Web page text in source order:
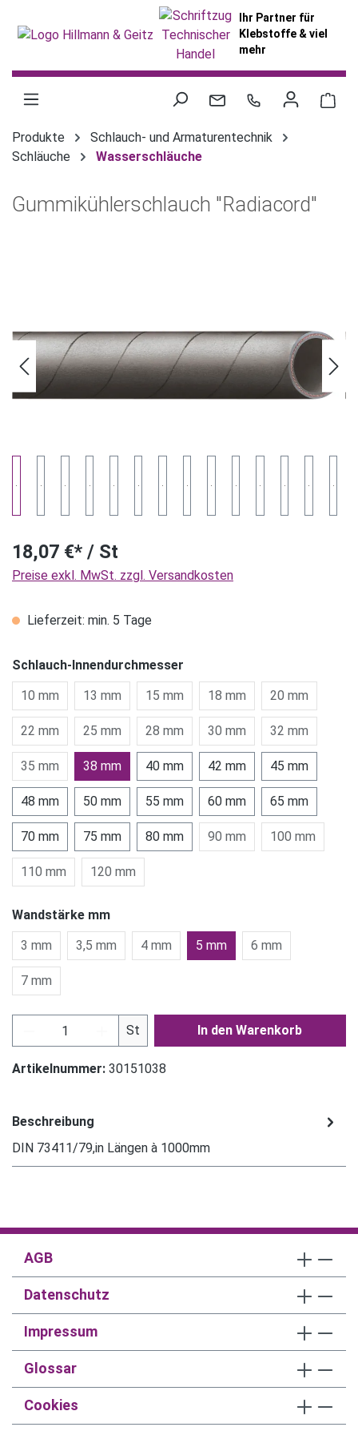
Ihr Partner für
Klebstoffe & viel
mehr
Produkte
Schlauch- und Armaturentechnik
Schläuche
Wasserschläuche
Gummikühlerschlauch "Radiacord"
18,07 €* / St
Preise exkl. MwSt. zzgl. Versandkosten
Lieferzeit: min. 5 Tage
Schlauch-Innendurchmesser
10 mm
13 mm 15 mm 18 mm 20 mm
22 mm 25 mm 28 mm 30 mm 32 mm
35 mm 38 mm 40 mm 42 mm 45 mm
48 mm 50 mm 55 mm 60 mm 65 mm
70 mm 75 mm 80 mm 90 mm 100 mm
110 mm 120 mm
Wandstärke mm
3 mm
3,5 mm 4 mm 5 mm 6 mm
7 mm
Produkt Anzahl: Gib den gewünschten Wert
St In den Warenkorb
Artikelnummer: 30151038
Beschreibung
DIN 73411/79,in Längen à 1000mm
AGB
Datenschutz
Impressum
Glossar
Cookies